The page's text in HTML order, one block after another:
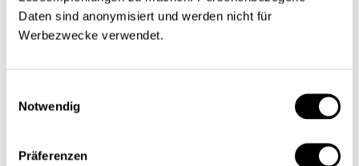
Daten sind anonymisiert und werden nicht für
Werbezwecke verwendet.
Notwendig
Präferenzen